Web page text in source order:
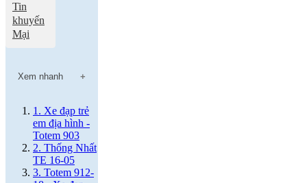
Tin
khuyến
Mại
Xem nhanh
1. Xe đạp trẻ
em địa hình -
Totem 903
2. Thống Nhất
TE 16-05
3. Totem 912-